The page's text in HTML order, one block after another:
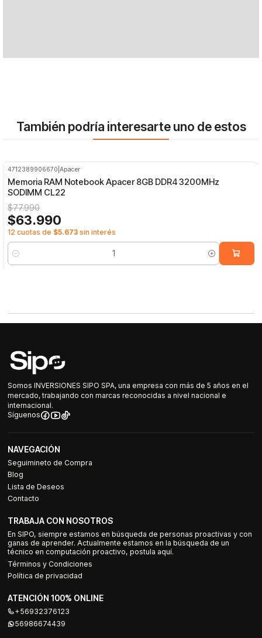
También podría interesarte uno de estos
4712389906670 |Apacer
Memoria RAM Notebook Apacer 8GB DDR4 3200MHz
SODIMM CL22
$77.990
$63.990
12 cuotas de $5.673 sin interés
Cantidad
Somos INVERSIONES SIPO SPA, una empresa con más de 5 años en el
mercado, trabajando con marcas reconocidas a nivel nacional e
internacional.
Síguenos
NAVEGACIÓN
Seguimineto de Compra
Blog
Lista de Deseos
Contacto
TRABAJA CON NOSOTROS
En SIPO, siempre estamos en búsqueda de personas proactivas y con
ganas de aprender. Actualmente estamos en la búsqueda de un
técnico en computación proactivo, postula aquí.
Términos y Condiciones
Política de privacidad
ATENCIÓN 100% ONLINE
+56932376123
56986674439